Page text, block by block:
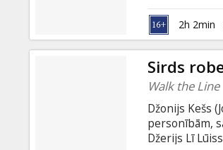
turēti sevišķi
priekšā -
nonāk
Ibragimu.
2h 2min
Sirds
Walk the Line
Džonijs Kešs
personībām,
Džerijs Lī